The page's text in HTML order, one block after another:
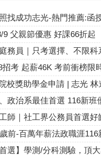
找成功志光-熱門推薦:函
9 父親節優惠 好課66折起
務員｜只考選擇、不限科
招考 起薪46K 考前衝榜限
校獎助學金申請 | 志光 林
政治系最佳首選 116新班
師｜社工界公務員首選好
前-百萬年薪法政職涯116
選】學測/分科測驗，頂